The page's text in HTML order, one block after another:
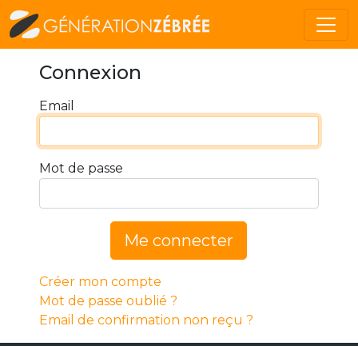
Connexion
Email
Mot de passe
Me connecter
Créer mon compte
Mot de passe oublié ?
Email de confirmation non reçu ?